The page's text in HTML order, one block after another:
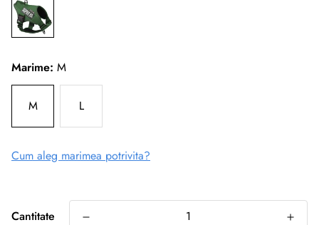
Marime: M
M L
Cum aleg marimea potrivita?
Cantitate